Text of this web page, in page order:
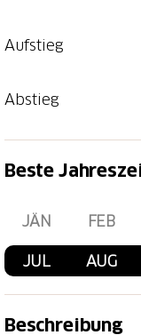
Aufstieg
Abstieg
Beste
JÄN FEB
JUL AUG
Beschreibung